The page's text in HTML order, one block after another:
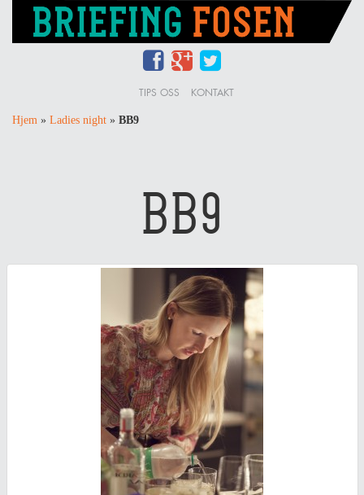
TIPS OSS KONTAKT
Hjem » Ladies night » BB9
BB9